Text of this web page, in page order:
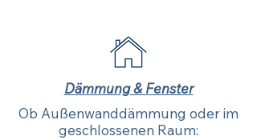
Dämmung & Fenster
Ob Außenwanddämmung oder im
geschlossenen Raum: